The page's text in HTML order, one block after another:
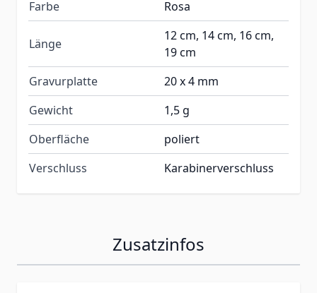
Farbe Rosa
Länge
12 cm, 14 cm, 16 cm,
19 cm
Gravurplatte
20 x 4 mm
Gewicht
1,5 g
Oberfläche
poliert
Verschluss
Karabinerverschluss
Zusatzinfos